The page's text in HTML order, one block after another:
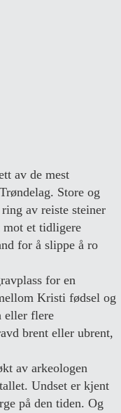
av de mest
Store og
av reiste steiner
mot et tidligere
for å slippe å ro
for en
Kristi fødsel og
eller flere
brent eller ubrent,
av arkeologen
Undset er kjent
på den tiden. Og